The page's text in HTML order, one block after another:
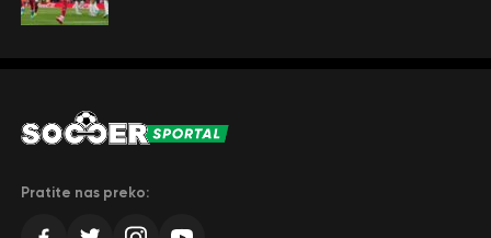
Pratite nas preko: